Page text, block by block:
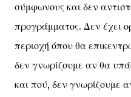
σύμφωνους και δεν
προγράμματος. Δεν έχει
περιοχή όπου θα
δεν γνωρίζουμε αν θα
και πού, δεν γνωρίζουμε